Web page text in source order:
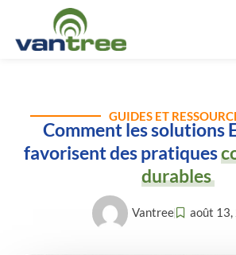
contenu
GUIDES ET
Comment les solutions
favorisent des pratiques
durables
Vantree août 13,